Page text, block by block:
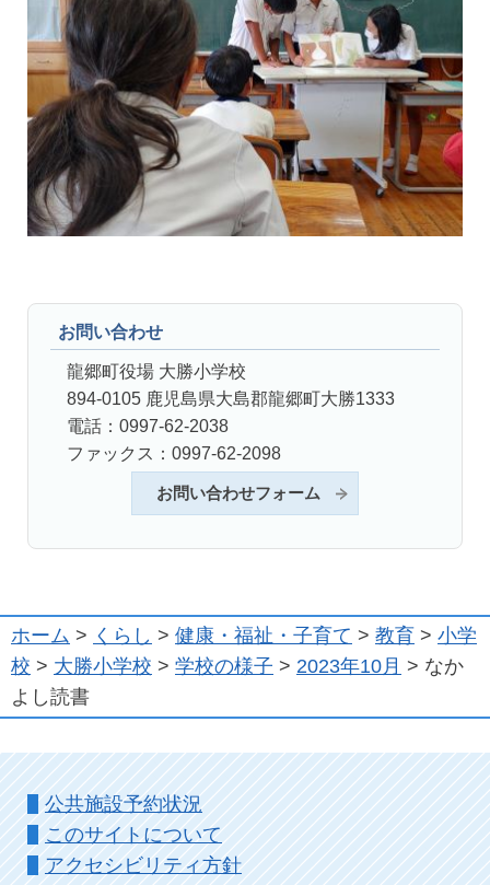
お問い合わせ
龍郷町役場 大勝小学校
894-0105 鹿児島県大島郡龍郷町大勝1333
電話：0997-62-2038
ファックス：0997-62-2098
お問い合わせフォーム
ホーム > くらし > 健康・福祉・子育て > 教育 > 小学
校 > 大勝小学校 > 学校の様子 > 2023年10月 > なか
よし読書
公共施設予約状況
このサイトについて
アクセシビリティ方針